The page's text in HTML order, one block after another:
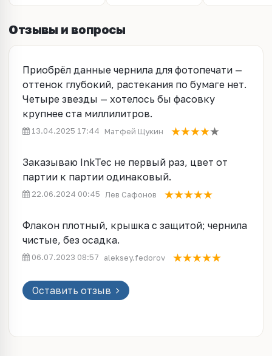
Отзывы и вопросы
Приобрёл данные чернила для фотопечати —
оттенок глубокий, растекания по бумаге нет.
Четыре звезды — хотелось бы фасовку
крупнее ста миллилитров.
13.04.2025 17:44 Матфей Щукин
Заказываю InkTec не первый раз, цвет от
партии к партии одинаковый.
22.06.2024 00:45 Лев Сафонов
Флакон плотный, крышка с защитой; чернила
чистые, без осадка.
06.07.2023 08:57 aleksey.fedorov
Оставить отзыв